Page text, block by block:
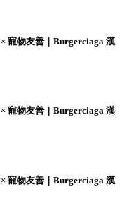
寵物友善｜Burgerciaga 漢
寵物友善｜Burgerciaga 漢
寵物友善｜Burgerciaga 漢